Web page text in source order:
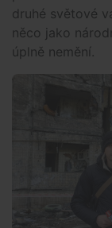
druhé světové
něco jako
úplně nemění.